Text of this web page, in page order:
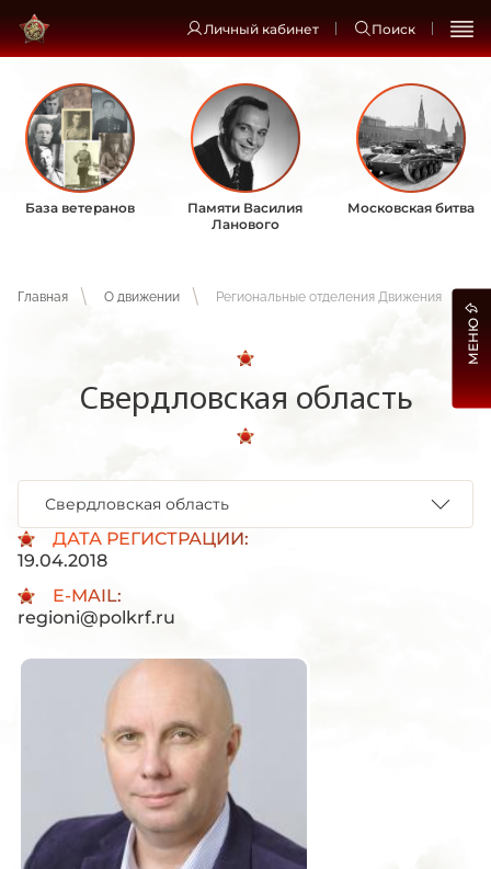
Личный кабинет Поиск
База ветеранов
Памяти Василия
Ланового
Московская битва
Главная О движении Региональные отделения Движения
Свердловская область
ДАТА РЕГИСТРАЦИИ:
19.04.2018
E-MAIL:
regioni@polkrf.ru
Свердловская область
МЕНЮ